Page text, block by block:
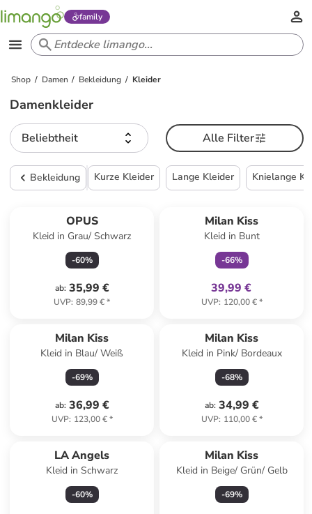
family
Shop Damen Bekleidung Kleider
Damenkleider
Beliebtheit Alle Filter
Bekleidung Kurze Kleider Lange Kleider Knielange
OPUS
Kleid in Grau/ Schwarz
-60%
ab: 35,99 €
UVP: 89,99 €*
Milan Kiss
Kleid in Bunt
-66%
39,99 €
UVP: 120,00 €*
Milan Kiss
Kleid in Blau/ Weiß
-69%
ab: 36,99 €
UVP: 123,00 €*
Milan Kiss
Kleid in Pink/ Bordeaux
-68%
ab: 34,99 €
UVP: 110,00 €*
LA Angels
Kleid in Schwarz
-60%
Milan Kiss
Kleid in Beige/ Grün/ Gelb
-69%